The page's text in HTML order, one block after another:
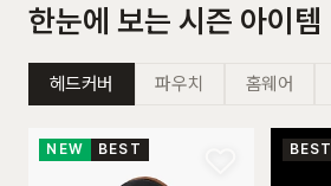
한눈에 보는 시즌 아이템
헤드커버 파우치 홈웨어
NEW BEST BEST